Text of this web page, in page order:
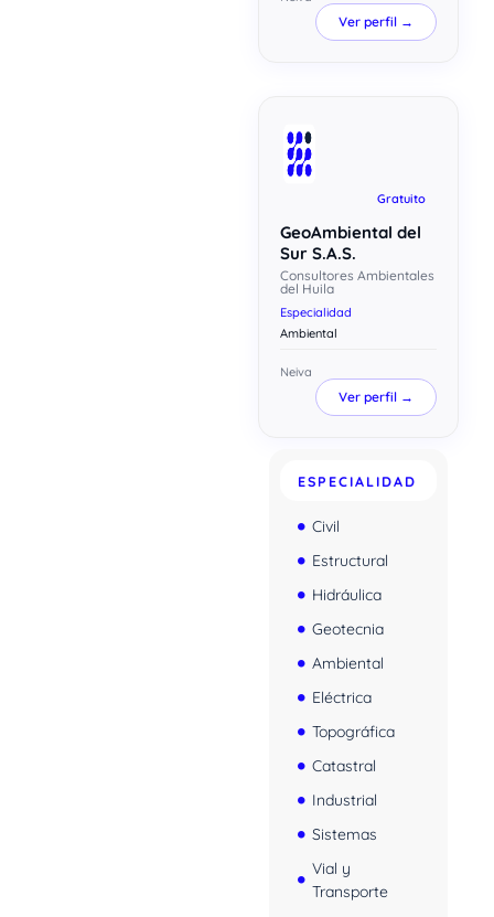
Ver perfil →
Gratuito
GeoAmbiental del
Sur S.A.S.
Consultores Ambientales
del Huila
Especialidad
Ambiental
Neiva
Ver perfil →
ESPECIALIDAD
Civil
Estructural
Hidráulica
Geotecnia
Ambiental
Eléctrica
Topográfica
Catastral
Industrial
Sistemas
Vial y
Transporte